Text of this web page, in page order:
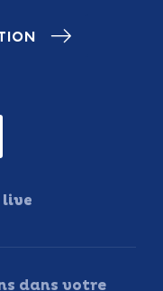
live
dans votre